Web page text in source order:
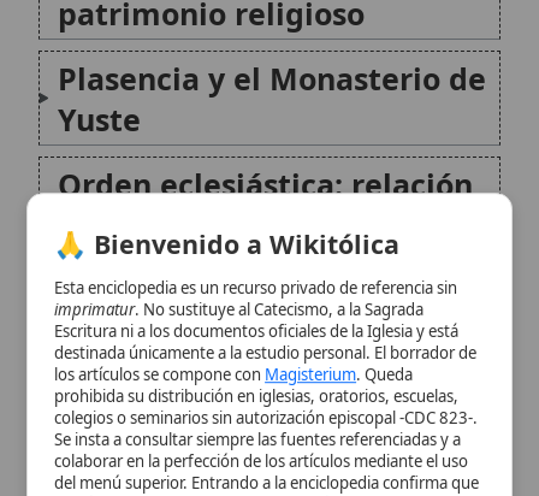
Orden eclesiástica: relación
con otras sedes
Identidad espiritual:
nombre, lema y misión
Santidad, patronos y
comunión eclesial
Plasencia y la evangelización
en América
Conclusión
Citas y referencias
🙏 Bienvenido a Wikitólica
imprimatur. No sustituye al Catecismo, a la Sagrada
Escritura ni a los documentos oficiales de la Iglesia y está
destinada únicamente a la estudio personal. El borrador de
los artículos se compone conMagisterium. Queda
Se insta a consultar siempre las fuentes referenciadas y a
colaborar en la perfección de los artículos mediante el uso
del menú superior. Entrando a la enciclopedia confirma que
ha leído y acepta expresamente lapolítica de privacidady el
aviso legal.
Aceptar y Entrar